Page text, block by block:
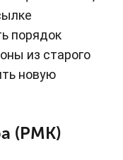
порядок
из старого
новую
(РМК)